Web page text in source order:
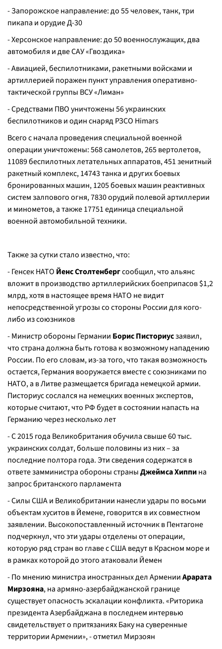
- Запорожское направление: до 55 человек, танк, три
пикапа и орудие Д-30
- Херсонское направление: до 50 военнослужащих, два
автомобиля и две САУ «Гвоздика»
- Авиацией, беспилотниками, ракетными войсками и
артиллерией поражен пункт управления оперативно-
тактической группы ВСУ «Лиман»
- Средствами ПВО уничтожены 56 украинских
беспилотников и один снаряд РЗСО Himars
Всего с начала проведения специальной военной
операции уничтожены: 568 самолетов, 265 вертолетов,
11089 беспилотных летательных аппаратов, 451 зенитный
ракетный комплекс, 14743 танка и других боевых
бронированных машин, 1205 боевых машин реактивных
систем залпового огня, 7830 орудий полевой артиллерии
и минометов, а также 17751 единица специальной
военной автомобильной техники.
Также за сутки стало известно, что:
- Генсек НАТО Йенс Столтенбергсообщил, что альянс
вложит в производство артиллерийских боеприпасов $1,2
млрд, хотя в настоящее время НАТО не видит
непосредственной угрозы со стороны России для кого-
либо из союзников
- Министр обороны Германии Борис Писториусзаявил,
что страна должна быть готова к возможному нападению
России. По его словам, из-за того, что такая возможность
остается, Германия вооружается вместе с союзниками по
НАТО, а в Литве размещается бригада немецкой армии.
Писториус сослался на немецких военных экспертов,
которые считают, что РФ будет в состоянии напасть на
Германию через несколько лет
- С 2015 года Великобритания обучила свыше 60 тыс.
украинских солдат, больше половины из них – за
последние полтора года. Эти сведения содержатся в
ответе замминистра обороны страныДжеймса Хиппина
запрос британского парламента
- Силы США и Великобритании нанесли удары по восьми
объектам хуситов в Йемене, говорится в их совместном
заявлении. Высокопоставленный источник в Пентагоне
подчеркнул, что эти удары отделены от операции,
которую ряд стран во главе с США ведут в Красном море и
в рамках которой до этого атаковали Йемен
- По мнению министра иностранных дел АрменииАрарата
Мирзояна, на армяно-азербайджанской границе
существует опасность эскалации конфликта. «Риторика
президента Азербайджана в последнем интервью
свидетельствует о притязаниях Баку на суверенные
территории Армении», - отметил Мирзоян